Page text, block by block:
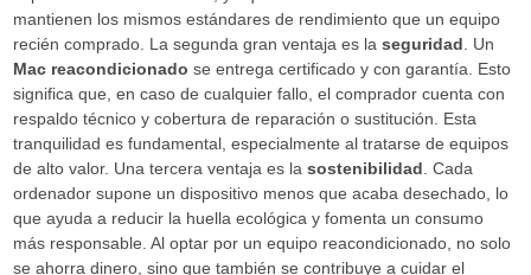
mantienen los mismos estándares de rendimiento que un equipo
recién comprado. La segunda gran ventaja es la seguridad . Un
Mac reacondicionado se entrega certificado y con garantía. Esto
significa que, en caso de cualquier fallo, el comprador cuenta con
respaldo técnico y cobertura de reparación o sustitución. Esta
tranquilidad es fundamental, especialmente al tratarse de equipos
de alto valor. Una tercera ventaja es la sostenibilidad . Cada
ordenador supone un dispositivo menos que acaba desechado, lo
que ayuda a reducir la huella ecológica y fomenta un consumo
más responsable. Al optar por un equipo reacondicionado, no solo
se ahorra dinero, sino que también se contribuye a cuidar el